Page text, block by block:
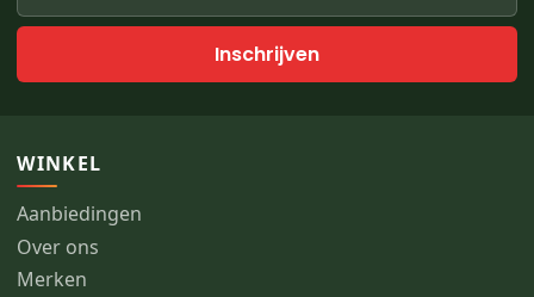
Inschrijven
WINKEL
Aanbiedingen
Over ons
Merken